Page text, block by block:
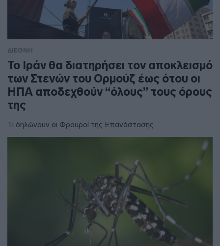
ΔΙΕΘΝΗ
To Ιράν θα διατηρήσει τον αποκλεισμό
των Στενών του Ορμούζ έως ότου οι
ΗΠΑ αποδεχθούν “όλους” τους όρους
της
Τι δηλώνουν οι Φρουροί της Επανάστασης